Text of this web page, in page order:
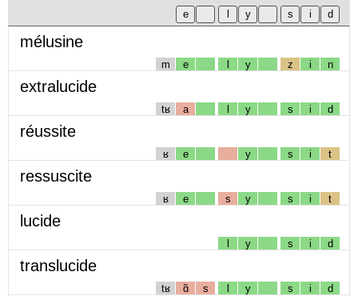
mélusine
m e l y z i n
extralucide
tʁ a l y s i d
réussite
ʁ e y s i t
ressuscite
ʁ e s y s i t
lucide
l y s i d
translucide
tʁ ɑ̃ s l y s i d